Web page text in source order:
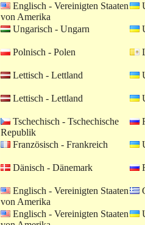
Englisch - Vereinigten Staaten
von Amerika
Ungarisch - Ungarn
Polnisch - Polen
Lettisch - Lettland
Lettisch - Lettland
Tschechisch - Tschechische
Republik
Französisch - Frankreich
Dänisch - Dänemark
Englisch - Vereinigten Staaten
von Amerika
Englisch - Vereinigten Staaten